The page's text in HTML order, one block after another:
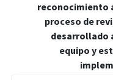
reconocimiento
proceso de
desarrollado
equipo y